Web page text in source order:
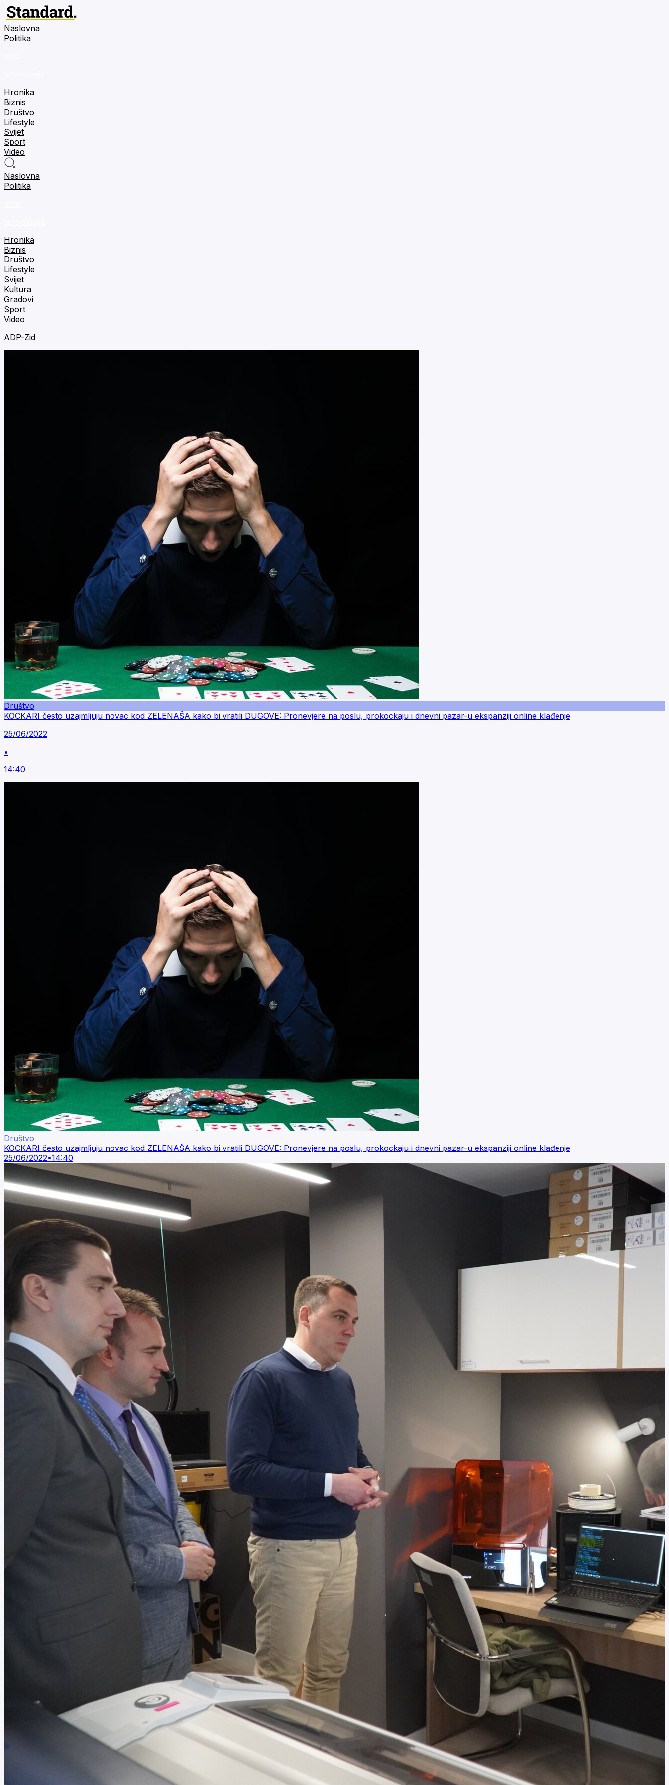
Naslovna
Politika
Hronika
Biznis
Društvo
Lifestyle
Svijet
Sport
Video
Naslovna
Politika
Hronika
Biznis
Društvo
Lifestyle
Svijet
Kultura
Gradovi
Sport
Video
ADP-Zid
Društvo
KOCKARI često uzajmljuju novac kod ZELENAŠA kako bi vratili DUGOVE: Pronevjere na poslu, prokockaju i dnevni pazar-u ekspanziji online klađenje
25/06/2022
•
14:40
Društvo
KOCKARI često uzajmljuju novac kod ZELENAŠA kako bi vratili DUGOVE: Pronevjere na poslu, prokockaju i dnevni pazar-u ekspanziji online klađenje
25/06/2022•14:40